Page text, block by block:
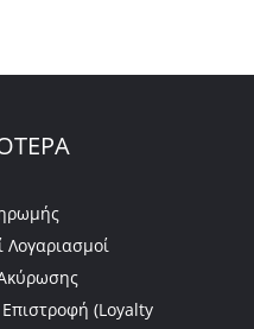
Λογαριασμοί
(Loyalty